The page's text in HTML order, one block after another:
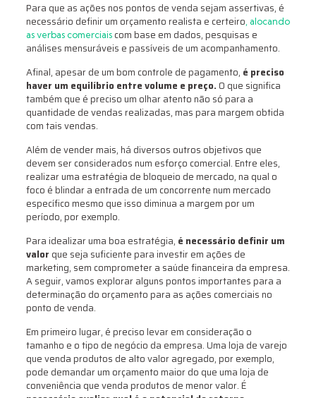
Para que as ações nos pontos de venda sejam assertivas, é
necessário definir um orçamento realista e certeiro, alocando
as verbas comerciaiscom base em dados, pesquisas e
análises mensuráveis e passíveis de um acompanhamento.
Afinal, apesar de um bom controle de pagamento, é preciso
haver um equilíbrio entre volume e preço. O que significa
também que é preciso um olhar atento não só para a
quantidade de vendas realizadas, mas para margem obtida
com tais vendas.
Além de vender mais, há diversos outros objetivos que
devem ser considerados num esforço comercial. Entre eles,
realizar uma estratégia de bloqueio de mercado, na qual o
foco é blindar a entrada de um concorrente num mercado
específico mesmo que isso diminua a margem por um
período, por exemplo.
Para idealizar uma boa estratégia, é necessário definir um
valor que seja suficiente para investir em ações de
marketing, sem comprometer a saúde financeira da empresa.
A seguir, vamos explorar alguns pontos importantes para a
determinação do orçamento para as ações comerciais no
ponto de venda.
Em primeiro lugar, é preciso levar em consideração o
tamanho e o tipo de negócio da empresa. Uma loja de varejo
que venda produtos de alto valor agregado, por exemplo,
pode demandar um orçamento maior do que uma loja de
conveniência que venda produtos de menor valor. É